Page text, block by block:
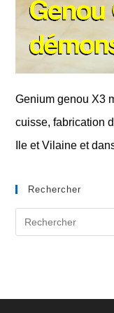
Genium genou X3
cuisse, fabrication
Ile et Vilaine et
Rechercher